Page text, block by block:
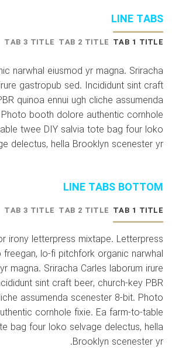
LINE TABS
TAB 1 TITLE
TAB 2 TITLE
TAB 3 TITLE
narwhal eiusmod yr magna. Sriracha
gastropub sed. Incididunt sint craft
quinoa ennui ugh cliche assumenda
booth dolore authentic cornhole
twee DIY salvia tote bag four loko
delectus, hella Brooklyn scenester yr.
LINE TABS BOTTOM
TAB 1 TITLE
TAB 2 TITLE
TAB 3 TITLE
irony letterpress mixtape. Letterpress
freegan, lo-fi pitchfork organic narwhal
magna. Sriracha Carles laborum irure
sint craft beer, church-key PBR
assumenda scenester 8-bit. Photo
cornhole fixie. Ea farm-to-table
bag four loko selvage delectus, hella
Brooklyn scenester yr.